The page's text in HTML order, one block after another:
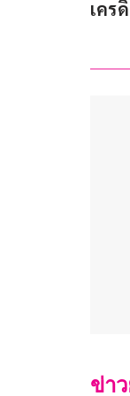
เคร
ข่า